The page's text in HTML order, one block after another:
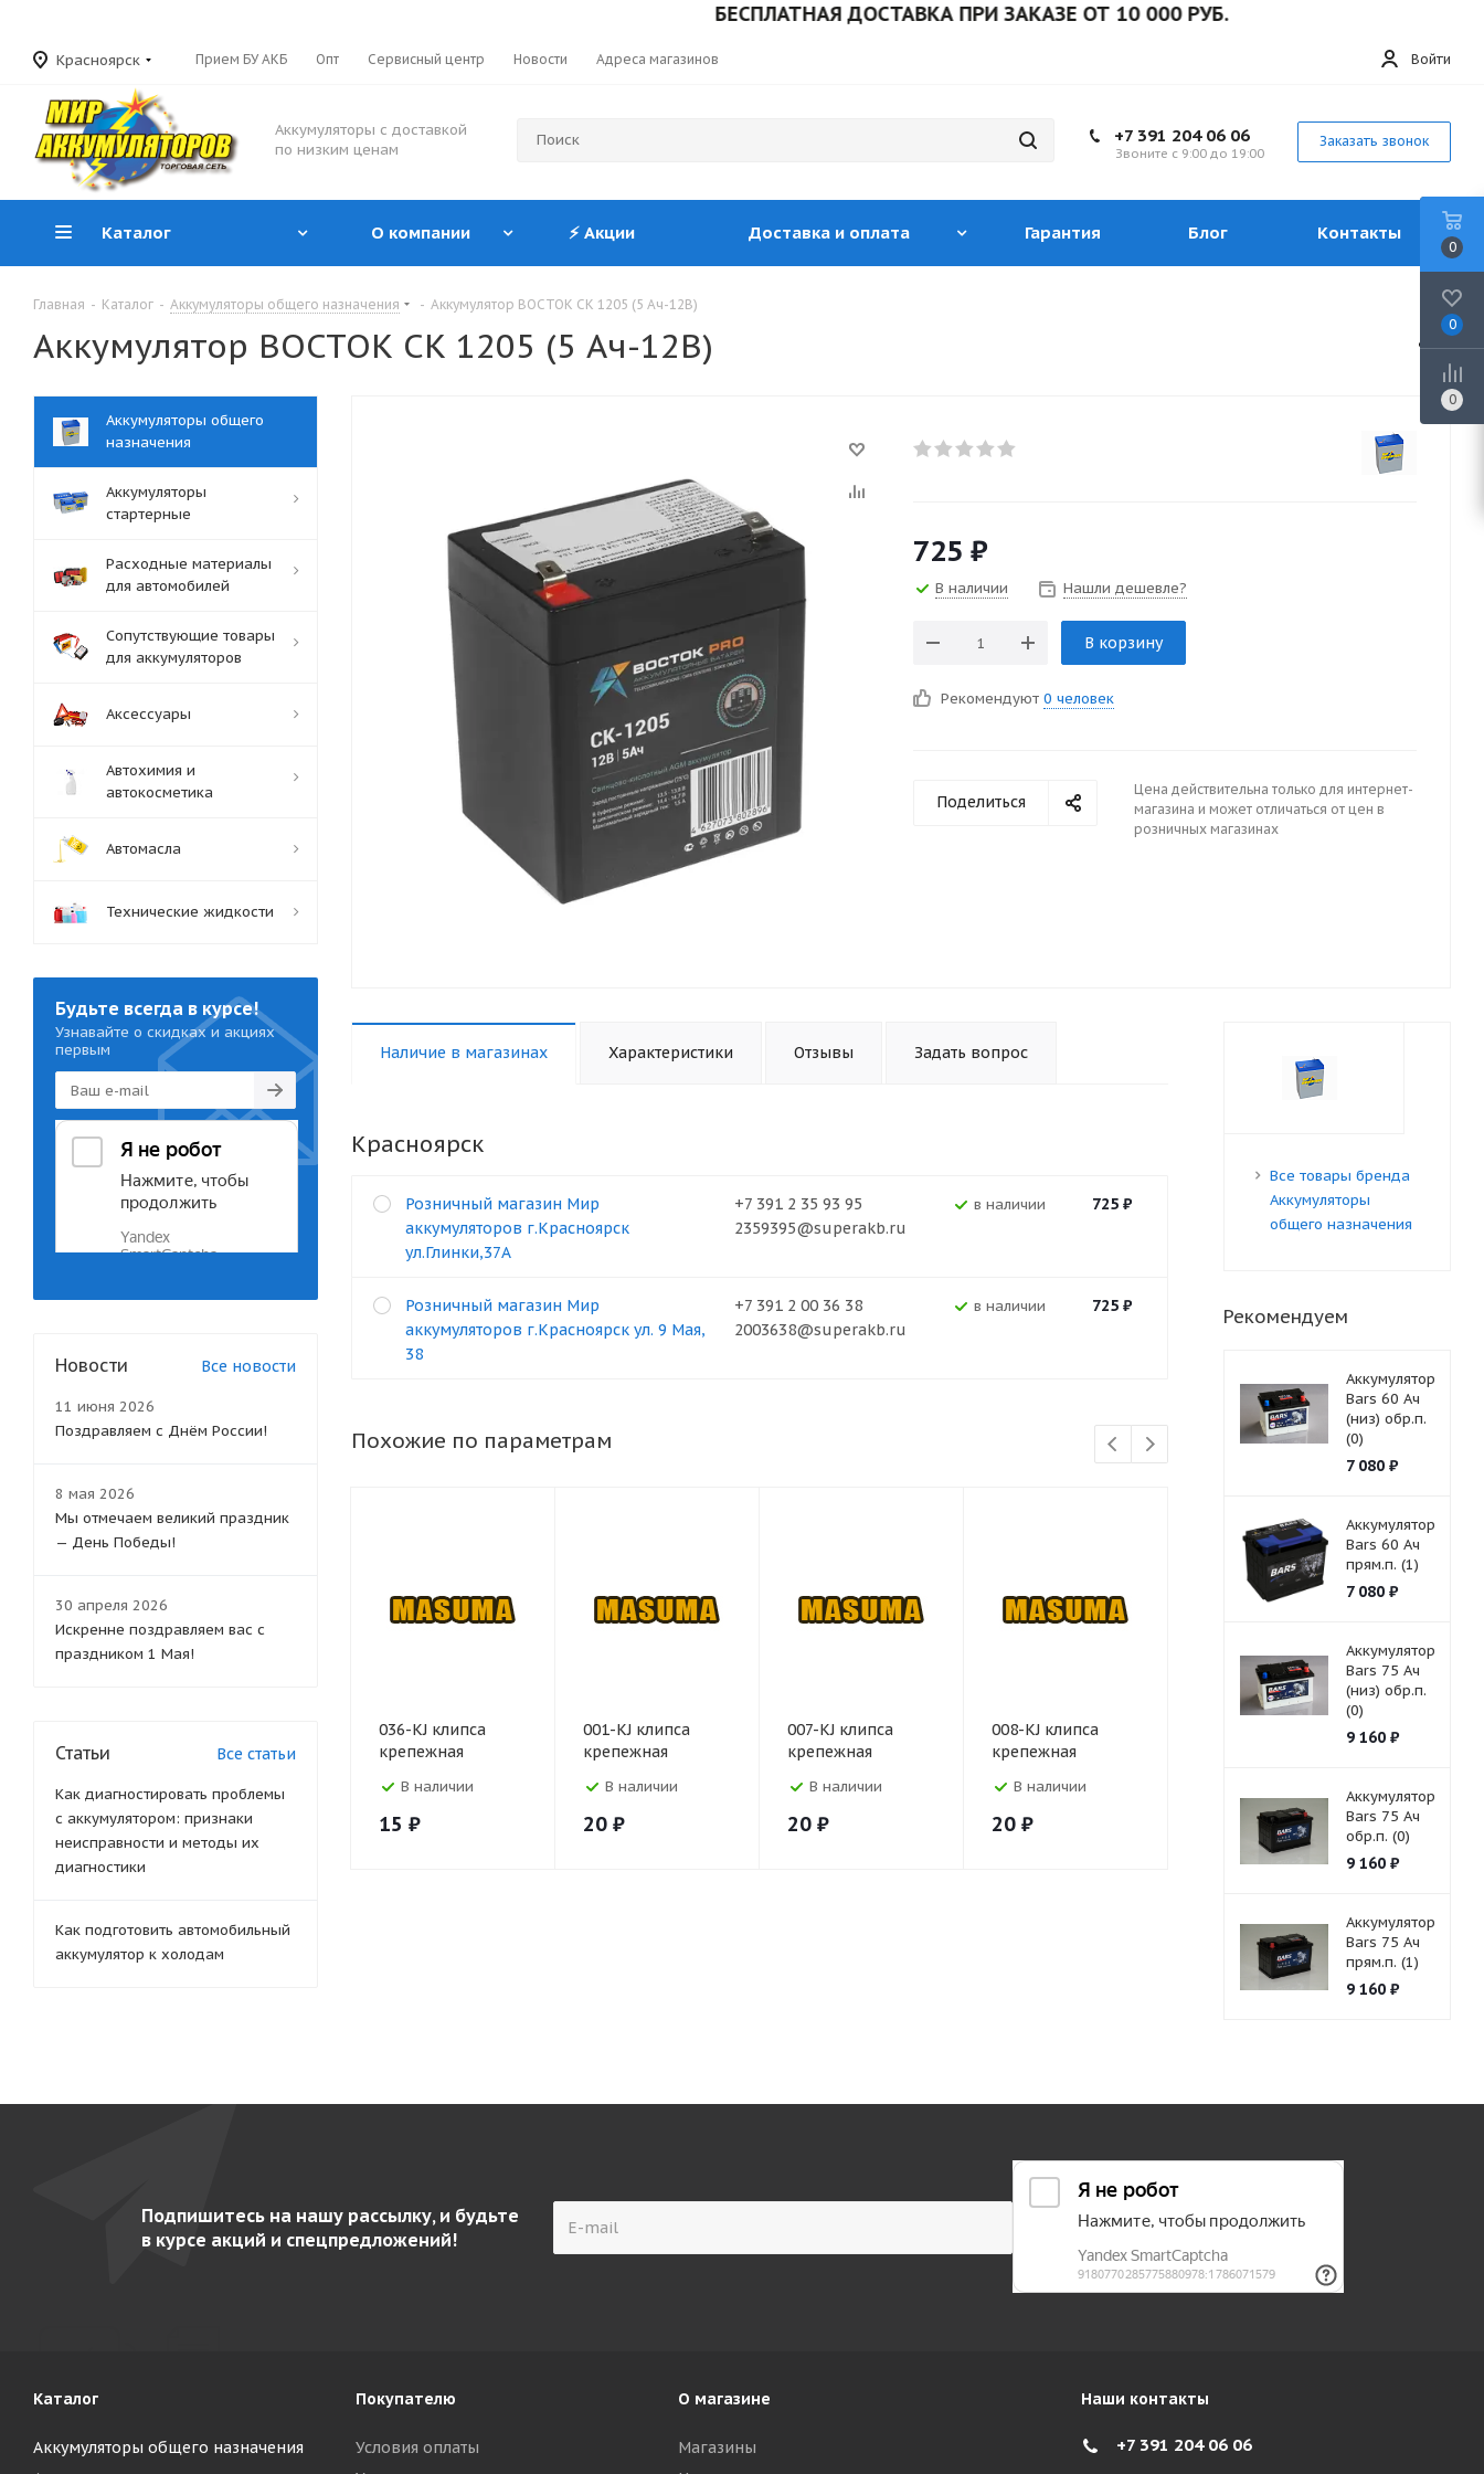
БЕСПЛАТНАЯ ДОСТАВКА ПРИ ЗАКАЗЕ ОТ 10 000 РУБ.
Красноярск Прием БУ АКБ Опт Сервисный центр Новости Адреса магазинов Войти
Аккумуляторы с доставкой
по низким ценам
+7 391 204 06 06
Звоните с 9:00 до 19:00
Заказать звонок
Каталог О компании ⚡ Акции Доставка и оплата Гарантия Блог Контакты
Главная - Каталог - Аккумуляторы общего назначения - Аккумулятор ВОСТОК СК 1205 (5 Ач-12В)
Аккумулятор ВОСТОК СК 1205 (5 Ач-12В)
725 ₽
В наличии Нашли дешевле?
В корзину
Рекомендуют 0 человек
Поделиться
Цена действительна только для интернет-
магазина и может отличаться от цен в
розничных магазинах
Наличие в магазинах Характеристики Отзывы Задать вопрос
Красноярск
+7 391 2 35 93 95
2359395@superakb.ru
В наличии 725₽
Розничный магазин Мир
аккумуляторов г.Красноярск
ул.Глинки,37А
+7 391 2 00 36 38
2003638@superakb.ru
В наличии 725₽
Розничный магазин Мир
аккумуляторов г.Красноярск ул. 9 Мая,
38
Похожие по параметрам
036-KJ клипса
крепежная
В наличии
15 ₽
001-KJ клипса
крепежная
В наличии
20 ₽
007-KJ клипса
крепежная
В наличии
20 ₽
008-KJ клипса
крепежная
В наличии
20 ₽ 20
Все товары бренда
Аккумуляторы
общего назначения
Рекомендуем
Аккумулятор
Bars 60 Ач
(низ) обр.п.
(0)
7 080₽
Аккумулятор
Bars 60 Ач
прям.п. (1)
7 080₽
Аккумулятор
Bars 75 Ач
(низ) обр.п.
(0)
9 160₽
Аккумулятор
Bars 75 Ач
обр.п. (0)
9 160₽
Аккумулятор
Bars 75 Ач
прям.п. (1)
9 160₽
Аккумуляторы общего
назначения
Аккумуляторы
стартерные
Расходные материалы
для автомобилей
Сопутствующие товары
для аккумуляторов
Аксессуары
Автохимия и
автокосметика
Автомасла
Технические жидкости
Будьте всегда в курсе!
Узнавайте о скидках и акциях
первым
Новости Все новости
11 июня 2026
Поздравляем с Днём России!
8 мая 2026
Мы отмечаем великий праздник
— День Победы!
30 апреля 2026
Искренне поздравляем вас с
праздником 1 Мая!
Статьи Все статьи
Как диагностировать проблемы
с аккумулятором: признаки
неисправности и методы их
диагностики
Как подготовить автомобильный
аккумулятор к холодам
Подпишитесь на нашу рассылку, и будьте
в курсе акций и спецпредложений!
Каталог
Аккумуляторы общего назначения
Покупателю
Условия оплаты
О магазине
Магазины
Наши контакты
+7 391 204 06 06
0
0
0